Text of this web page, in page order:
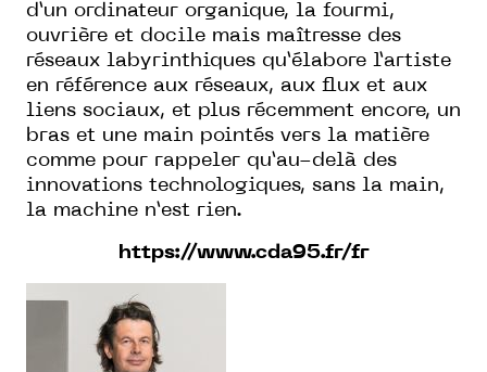
d’un ordinateur organique, la fourmi,
ouvrière et docile mais maîtresse des
réseaux labyrinthiques qu’élabore l’artiste
en référence aux réseaux, aux flux et aux
liens sociaux, et plus récemment encore, un
bras et une main pointés vers la matière
comme pour rappeler qu’au-delà des
innovations technologiques, sans la main,
la machine n’est rien.
https://www.cda95.fr/fr